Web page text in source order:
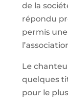
de la
répondu
permis
Le
quelques
pour le